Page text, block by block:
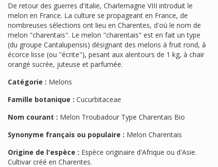
De retour des guerres d'Italie, Charlemagne VIII introduit le
melon en France. La culture se propageant en France, de
nombreuses sélections ont lieu en Charentes, d'où le nom de
melon "charentais". Le melon "charentais" est en fait un type
(du groupe Cantalupensis) désignant des melons à fruit rond, à
écorce lisse (ou "écrite"), pesant aux alentours de 1 kg, à chair
orangé sucrée, juteuse et parfumée.
Catégorie : Melons
Famille botanique : Cucurbitaceae
Nom courant : Melon Troubadour Type Charentais Bio
Synonyme français ou populaire : Melon Charentais
Origine de l'espèce : Espèce originaire d'Afrique ou d'Asie.
Cultivar créé en Charentes.